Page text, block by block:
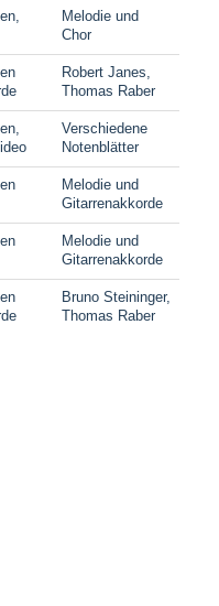
Melodie und
Chor
Robert Janes,
Thomas Raber
Verschiedene
Notenblätter
Melodie und
Gitarrenakkorde
Melodie und
Gitarrenakkorde
Bruno Steininger,
Thomas Raber